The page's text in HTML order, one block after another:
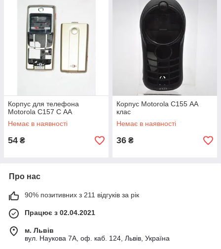
Корпус для телефона
Motorola C157 C АА
Немає в наявності
54 ₴
Корпус Motorola C155 АА
клас
Немає в наявності
36 ₴
Про нас
90% позитивних з 211 відгуків за рік
Працює з 02.04.2021
м. Львів
вул. Наукова 7А, оф. каб. 124, Львів, Україна